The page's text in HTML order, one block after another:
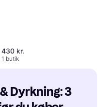
430 kr.
1 butik
Dyrkning: 3